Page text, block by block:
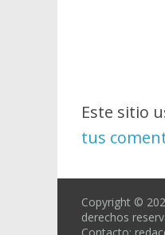
Este sitio
tus
Copyright ©
derechos